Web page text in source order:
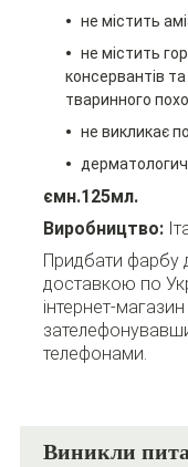
не містить
не містить
консервантів
тваринного
не викликає
ємн.125мл.
Виробництво:
Придбати фарбу
доставкою по
інтернет-
телефонами.
Виникли